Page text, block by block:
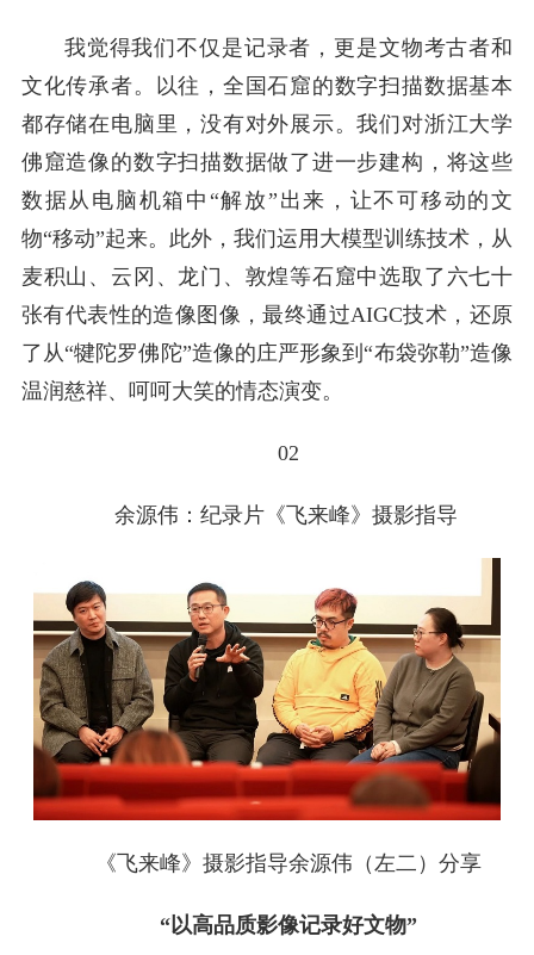
我觉得我们不仅是记录者，更是文物考古者和
文化传承者。以往，全国石窟的数字扫描数据基本
都存储在电脑里，没有对外展示。我们对浙江大学
佛窟造像的数字扫描数据做了进一步建构，将这些
数据从电脑机箱中“解放”出来，让不可移动的文
物“移动”起来。此外，我们运用大模型训练技术，从
麦积山、云冈、龙门、敦煌等石窟中选取了六七十
张有代表性的造像图像，最终通过AIGC技术，还原
了从“犍陀罗佛陀”造像的庄严形象到“布袋弥勒”造像
温润慈祥、呵呵大笑的情态演变。
02
余源伟： 纪录片《飞来峰》摄影指导
《飞来峰》摄影指导余源伟（左二）分享
“以高品质影像记录好文物”